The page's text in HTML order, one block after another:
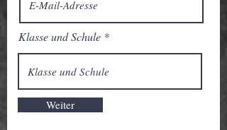
Klasse und Schule
Weiter